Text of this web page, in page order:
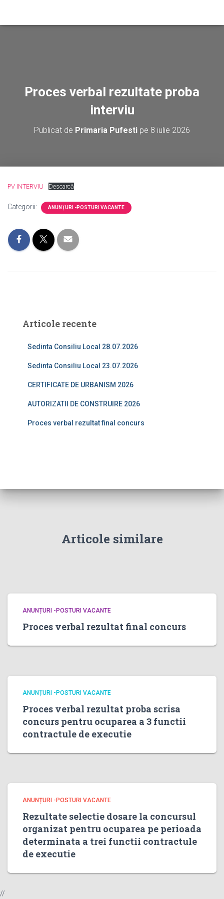
Proces verbal rezultate proba
interviu
Publicat de Primaria Pufesti pe 8 iulie 2026
PV INTERVIU Descarcă
Categorii: ANUNȚURI -POSTURI VACANTE
Articole recente
Sedinta Consiliu Local 28.07.2026
Sedinta Consiliu Local 23.07.2026
CERTIFICATE DE URBANISM 2026
AUTORIZATII DE CONSTRUIRE 2026
Proces verbal rezultat final concurs
Articole similare
ANUNȚURI -POSTURI VACANTE
Proces verbal rezultat final concurs
ANUNȚURI -POSTURI VACANTE
Proces verbal rezultat proba scrisa
concurs pentru ocuparea a 3 functii
contractule de executie
ANUNȚURI -POSTURI VACANTE
Rezultate selectie dosare la concursul
organizat pentru ocuparea pe perioada
determinata a trei functii contractule
de executie
//